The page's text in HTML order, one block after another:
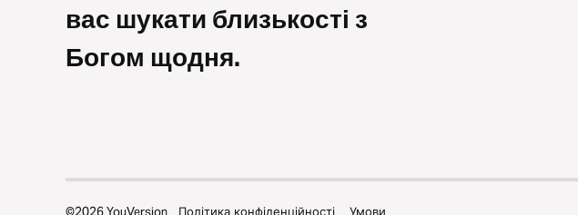
вас шукати близькості з
Богом щодня.
©2026YouVersion Політика конфіденційності Умови